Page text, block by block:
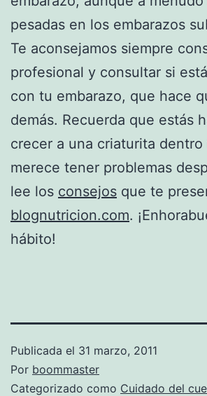
pesadas en los embarazos
Te aconsejamos siempre
profesional y consultar si
con tu embarazo, que hace
demás. Recuerda que estás
crecer a una criaturita
merece tener problemas
lee los consejos que te
blognutricion.com.
hábito!
Publicada el 31 marzo, 2011
Por boommaster
Categorizado como Cuidado del